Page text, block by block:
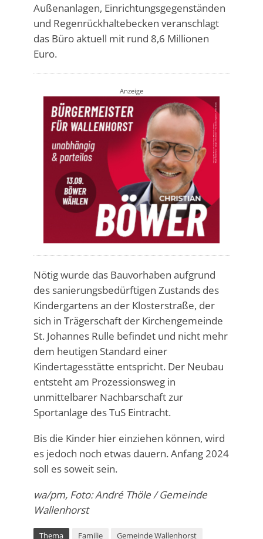
Außenanlagen, Einrichtungsgegenständen
und Regenrückhaltebecken veranschlagt
das Büro aktuell mit rund 8,6 Millionen
Euro.
Anzeige
Nötig wurde das Bauvorhaben aufgrund
des sanierungsbedürftigen Zustands des
Kindergartens an der Klosterstraße, der
sich in Trägerschaft der Kirchengemeinde
St. Johannes Rulle befindet und nicht mehr
dem heutigen Standard einer
Kindertagesstätte entspricht. Der Neubau
entsteht am Prozessionsweg in
unmittelbarer Nachbarschaft zur
Sportanlage des TuS Eintracht.
Bis die Kinder hier einziehen können, wird
es jedoch noch etwas dauern. Anfang 2024
soll es soweit sein.
wa/pm, Foto: André Thöle / Gemeinde
Wallenhorst
Thema Familie Gemeinde Wallenhorst